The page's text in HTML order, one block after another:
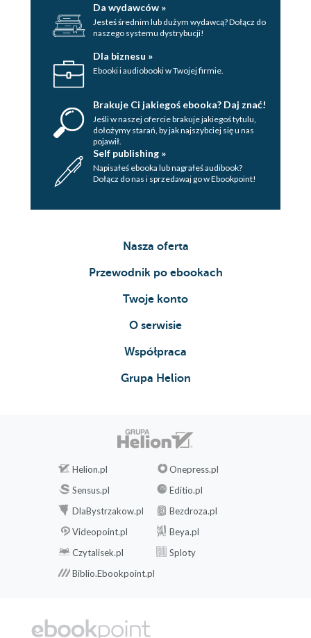
Da wydawców »
Jesteś średnim lub dużym wydawcą? Dołącz do
naszego systemu dystrybucji!
Dla biznesu »
Ebooki i audiobooki w Twojej firmie.
Brakuje Ci jakiegoś ebooka? Daj znać!
Jeśli w naszej ofercie brakuje jakiegoś tytulu,
dołożymy starań, by jak najszybciej się u nas
pojawił.
Self publishing »
Napisałeś ebooka lub nagrałeś audibook?
Dołącz do nas i sprzedawaj go w Ebookpoint!
Nasza oferta
Przewodnik po ebookach
Twoje konto
O serwisie
Współpraca
Grupa Helion
Helion.pl
Onepress.pl
Sensus.pl
Editio.pl
DlaBystrzakow.pl
Bezdroza.pl
Videopoint.pl
Beya.pl
Czytalisek.pl
Sploty
Biblio.Ebookpoint.pl